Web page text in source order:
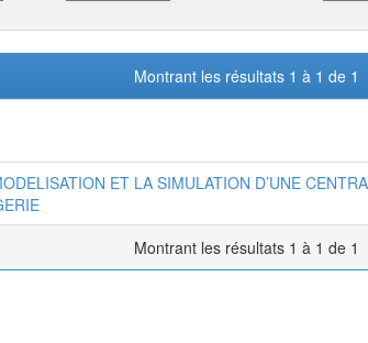
Montrant les résultats 1 à 1 de 1
ET LA SIMULATION D’UNE
Montrant les résultats 1 à 1 de 1